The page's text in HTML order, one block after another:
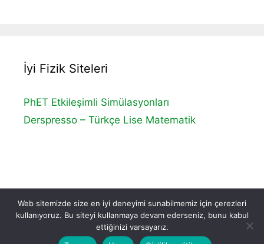
İyi Fizik Siteleri
PhET Etkileşimli Simülasyonları
Derspresso – Türkçe Lise Matematik
İletişim|Gizlilik Politikası
Web sitemizde size en iyi deneyimi sunabilmemiz için çerezleri
kullanıyoruz. Bu siteyi kullanmaya devam ederseniz, bunu kabul
ettiğinizi varsayarız.